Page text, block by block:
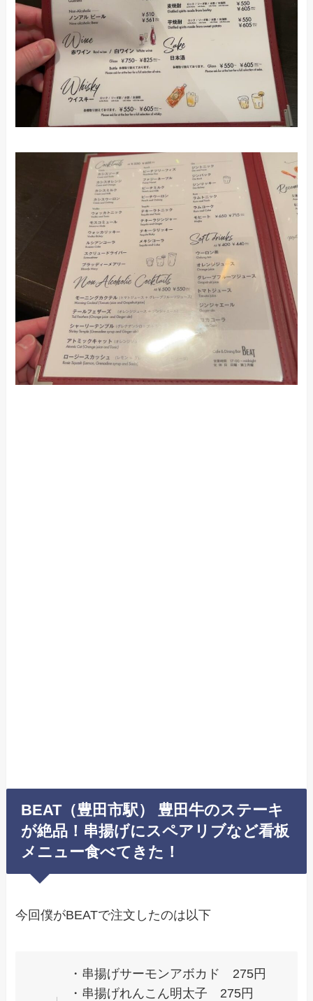
BEAT（豊田市駅） 豊田牛のステーキ
が絶品！串揚げにスペアリブなど看板
メニュー食べてきた！
今回僕がBEATで注文したのは以下
・串揚げサーモンアボカド 275円
・串揚げれんこん明太子 275円